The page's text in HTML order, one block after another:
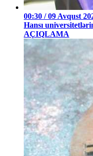
00:30 / 09 Avqust
Hansı
AÇIQLAMA